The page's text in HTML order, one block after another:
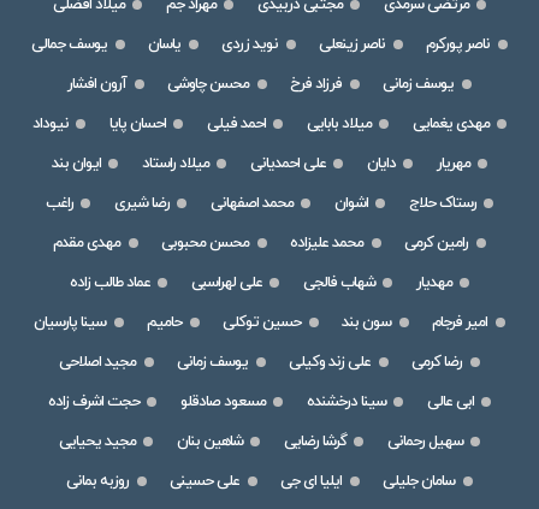
مرتضی سرمدی مجتبی دربیدی مهراد جم
میلاد افضلی
ناصر پورکرم
ناصر زینعلی نوید زردی یاسان
یوسف جمالی
یوسف زمانی
فرزاد فرخ محسن چاوشی
آرون افشار
مهدی یغمایی
میلاد بابایی احمد فیلی احسان پایا
نیوداد
مهریار
دایان علی احمدیانی میلاد راستاد
ایوان بند
رستاک حلاج
اشوان محمد اصفهانی رضا شیری
راغب
رامین کرمی
محمد علیزاده محسن محبوبی
مهدی مقدم
مهدیار
شهاب فالجی علی لهراسبی
عماد طالب زاده
امیر فرجام
سون بند حسین توکلی حامیم
سینا پارسیان
رضا کرمی
علی زند وکیلی یوسف زمانی
مجید اصلاحی
ابی عالی
سینا درخشنده مسعود صادقلو
حجت اشرف زاده
سهیل رحمانی
گرشا رضایی شاهین بنان
مجید یحیایی
سامان جلیلی
ایلیا ای جی علی حسینی
روزبه بمانی